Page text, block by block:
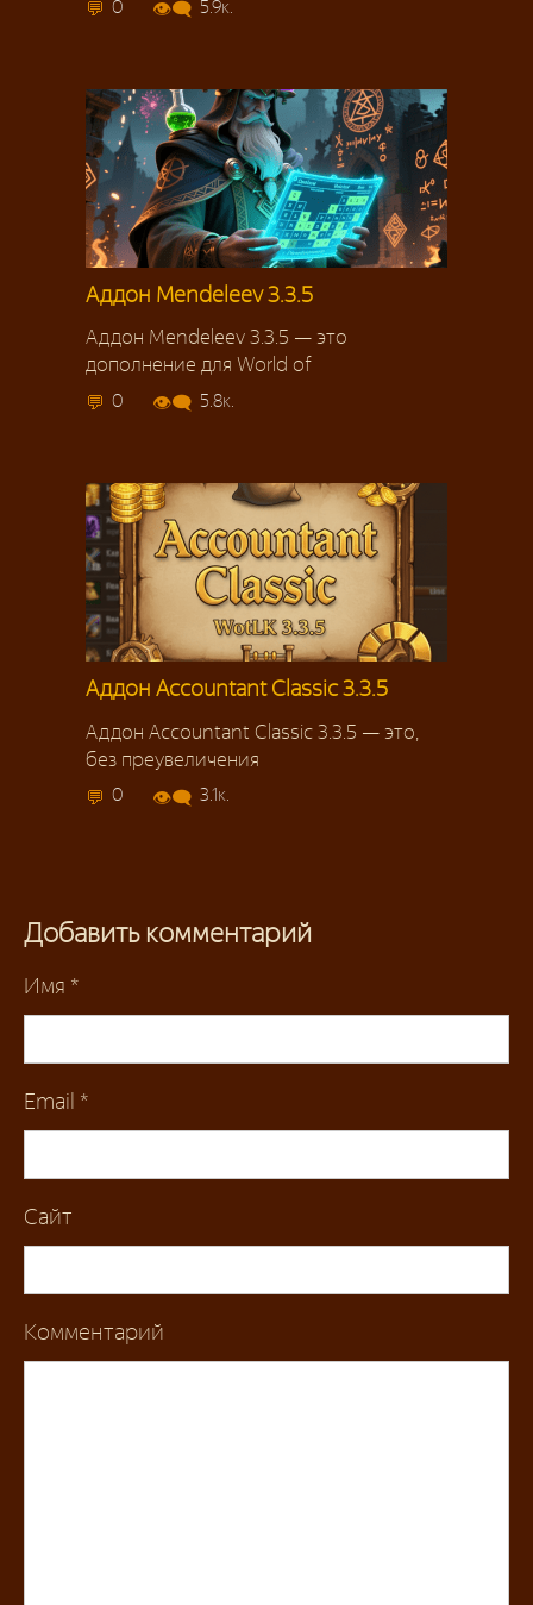
0 5.9к.
Аддон Mendeleev 3.3.5
Аддон Mendeleev 3.3.5 — это
дополнение для World of
0 5.8к.
Аддон Accountant Classic 3.3.5
Аддон Accountant Classic 3.3.5 — это,
без преувеличения
0 3.1к.
Добавить комментарий
Имя *
Email *
Сайт
Комментарий